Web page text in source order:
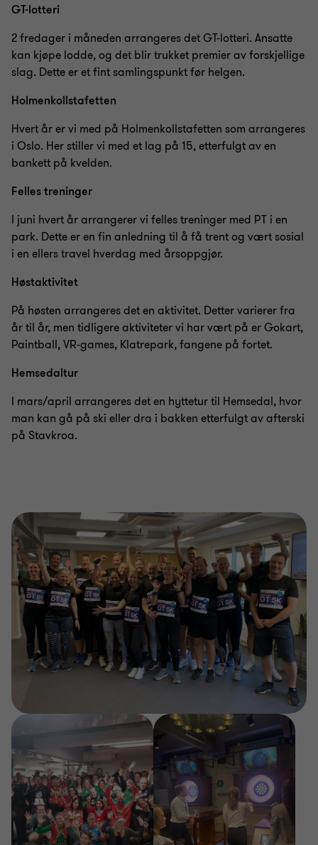
GT-lotteri
2 fredager i måneden arrangeres det GT-lotteri. Ansatte
kan kjøpe lodde, og det blir trukket premier av forskjellige
slag. Dette er et fint samlingspunkt før helgen.
Holmenkollstafetten
Hvert år er vi med på Holmenkollstafetten som arrangeres
i Oslo. Her stiller vi med et lag på 15, etterfulgt av en
bankett på kvelden.
Felles treninger
I juni hvert år arrangerer vi felles treninger med PT i en
park. Dette er en fin anledning til å få trent og vært sosial
i en ellers travel hverdag med årsoppgjør.
Høstaktivitet
På høsten arrangeres det en aktivitet. Detter varierer fra
år til år, men tidligere aktiviteter vi har vært på er Gokart,
Paintball, VR-games, Klatrepark, fangene på fortet.
Hemsedaltur
I mars/april arrangeres det en hyttetur til Hemsedal, hvor
man kan gå på ski eller dra i bakken etterfulgt av afterski
på Stavkroa.